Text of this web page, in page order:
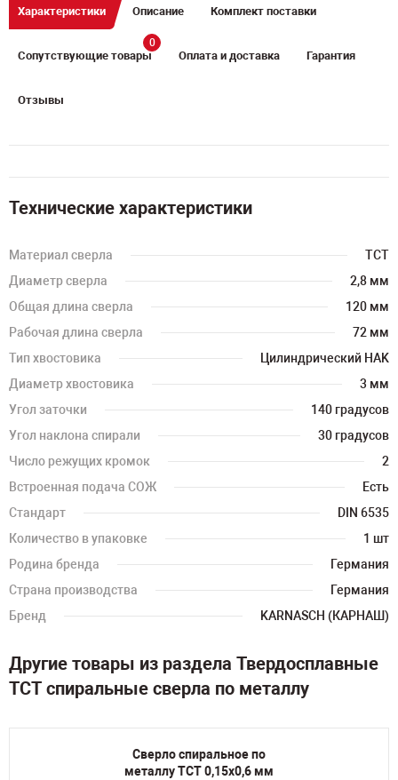
Характеристики Описание Комплект поставки
Сопутствующие товары
0
Оплата и доставка Гарантия
Отзывы
Технические характеристики
Материал сверла
TCT
Диаметр сверла
2,8 мм
Общая длина сверла
120 мм
Рабочая длина сверла
72 мм
Тип хвостовика
Цилиндрический HAK
Диаметр хвостовика
3 мм
Угол заточки
140 градусов
Угол наклона спирали
30 градусов
Число режущих кромок
2
Встроенная подача СОЖ
Есть
Стандарт
DIN 6535
Количество в упаковке
1 шт
Родина бренда
Германия
Страна производства
Германия
Бренд
KARNASCH (КАРНАШ)
Другие товары из раздела Твердосплавные
TCT спиральные сверла по металлу
Сверло спиральное по
металлу TCT 0,15х0,6 мм